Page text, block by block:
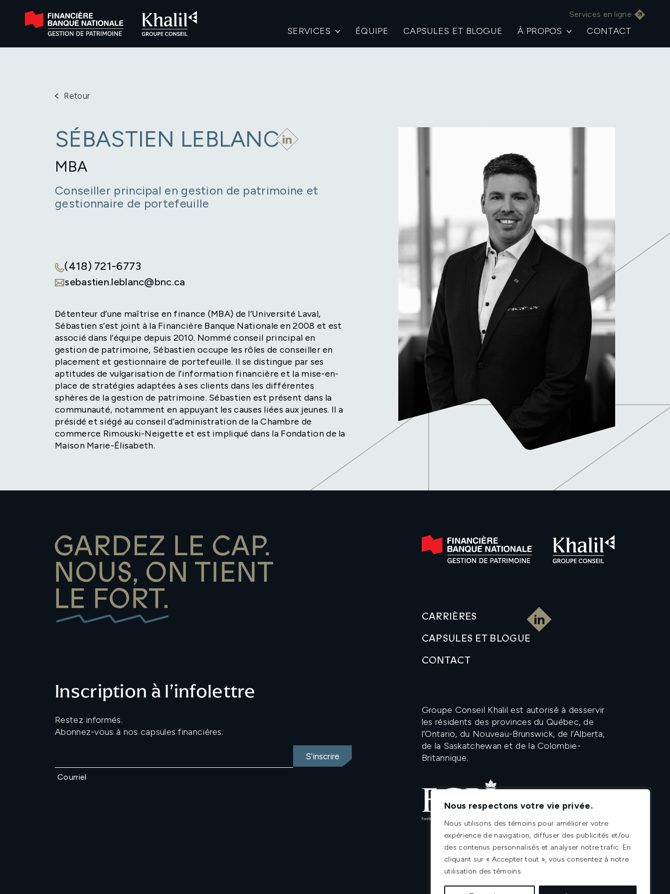
Nous respectons votre vie privée.
Nous utilisons des témoins pour améliorer votre
expérience de navigation, diffuser des publicités et/ou
des contenus personnalisés et analyser notre trafic. En
cliquant sur « Accepter tout », vous consentez à notre
utilisation des témoins.
Services en ligne
SERVICES ÉQUIPE CAPSULES ET BLOGUE À PROPOS CONTACT
Retour
SÉBASTIEN LEBLANC
MBA
Conseiller principal en gestion de patrimoine et
gestionnaire de portefeuille
(418) 721-6773
sebastien.leblanc@bnc.ca
Détenteur d’une maîtrise en finance (MBA) de l’Université Laval,
Sébastien s’est joint à la Financière Banque Nationale en 2008 et est
associé dans l’équipe depuis 2010. Nommé conseil principal en
gestion de patrimoine, Sébastien occupe les rôles de conseiller en
placement et gestionnaire de portefeuille. Il se distingue par ses
aptitudes de vulgarisation de l’information financière et la mise-en-
place de stratégies adaptées à ses clients dans les différentes
sphères de la gestion de patrimoine. Sébastien est présent dans la
communauté, notamment en appuyant les causes liées aux jeunes. Il a
présidé et siégé au conseil d’administration de la Chambre de
commerce Rimouski-Neigette et est impliqué dans la Fondation de la
Maison Marie-Élisabeth.
Inscription à l’infolettre
Restez informés.
Abonnez-vous à nos capsules financières.
Courriel
CARRIÈRES
CAPSULES ET BLOGUE
CONTACT
Groupe Conseil Khalil est autorisé à desservir
les résidents des provinces du Québec, de
l’Ontario, du Nouveau-Brunswick, de l’Alberta,
de la Saskatchewan et de la Colombie-
Britannique.